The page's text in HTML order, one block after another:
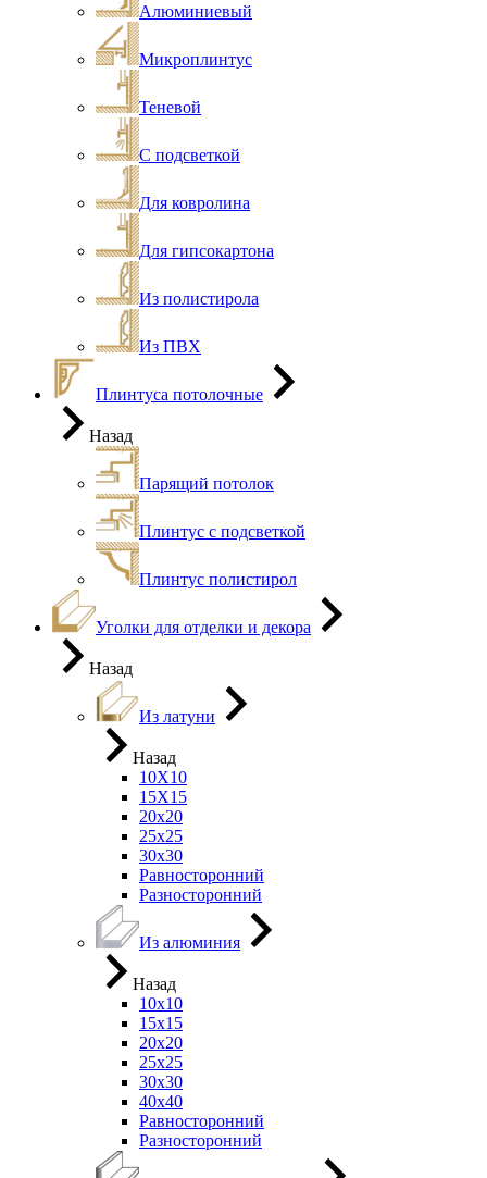
Алюминиевый
Микроплинтус
Теневой
С подсветкой
Для ковролина
Для гипсокартона
Из полистирола
Из ПВХ
Плинтуса потолочные
Назад
Парящий потолок
Плинтус с подсветкой
Плинтус полистирол
Уголки для отделки и декора
Назад
Из латуни
Назад
10Х10
15Х15
20х20
25х25
30х30
Равносторонний
Разносторонний
Из алюминия
Назад
10х10
15х15
20х20
25х25
30х30
40х40
Равносторонний
Разносторонний